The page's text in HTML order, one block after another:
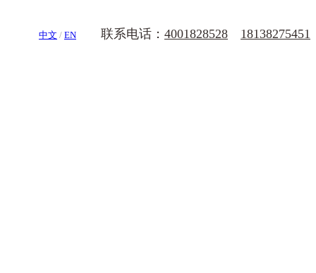
中文 / EN 联系电话： 4001828528 18138275451